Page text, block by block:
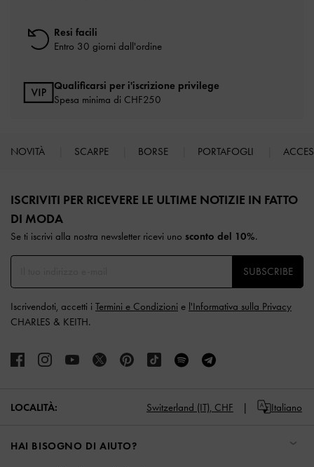
Resi facili
Entro 30 giorni dall'ordine
Qualificarsi per i'iscrizione privilege
Spesa minima di CHF250
NOVITÀ SCARPE BORSE PORTAFOGLI
ISCRIVITI PER RICEVERE LE ULTIME NOTIZIE IN FATTO
DI MODA​
Se ti iscrivi alla nostra newsletter ricevi uno sconto del 10%.
SUBSCRIBE
Iscrivendoti, accetti i Termini e Condizioni e l'Informativa sulla Privacy
CHARLES & KEITH.
LOCALITÀ: Switzerland (IT), CHF Italiano
HAI BISOGNO DI AIUTO?